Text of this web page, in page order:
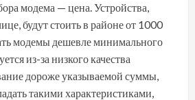
модема — цена. Устройства,
будут стоить в районе от 1000
модемы дешевле минимального
из-за низкого качества
дороже указываемой суммы,
такими характеристиками,